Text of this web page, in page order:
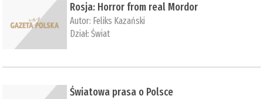
Rosja: Horror from real Mordor
Autor: Feliks Kazański
Dział:Świat
Światowa prasa o Polsce